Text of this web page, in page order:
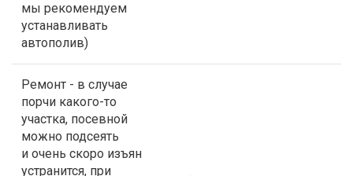
мы рекомендуем
устанавливать
автополив)
Ремонт - в случае
порчи какого-то
участка, посевной
можно подсеять
и очень скоро изъян
устранится, при